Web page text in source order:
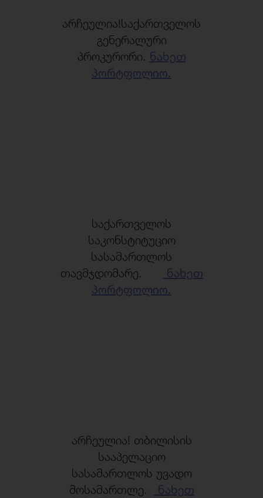
არჩეულია!საქართველოს
გენერალური
პროკურორი. ნახეთ
პორტფოლიო.
საქართველოს
საკონსტიტუციო
სასამართლოს
თავმჯდომარე.
ნახეთ
პორტფოლიო.
არჩეულია! თბილისის
სააპელაციო
სასამართლოს უვადო
მოსამართლე.
ნახეთ